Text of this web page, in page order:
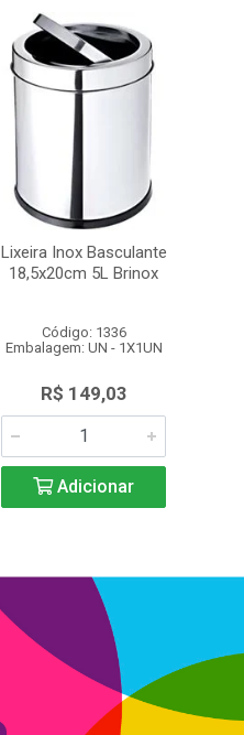
Lixeira Inox Basculante
18,5x20cm 5L Brinox
Código: 1336
Embalagem: UN - 1X1UN
R$ 149,03
Adicionar